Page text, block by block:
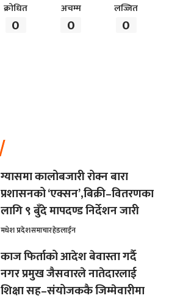
क्रोधित
0
अचम्म
0
लज्जित
0
ग्यासमा कालोबजारी रोक्न बारा
प्रशासनको ‘एक्सन’,बिक्री–वितरणका
लागि ९ बुँदे मापदण्ड निर्देशन जारी
मधेश प्रदेशसमाचारहेडलाईन
काज फिर्ताको आदेश बेवास्ता गर्दै
नगर प्रमुख जैसवारले नातेदारलाई
शिक्षा सह–संयोजककै जिम्मेवारीमा